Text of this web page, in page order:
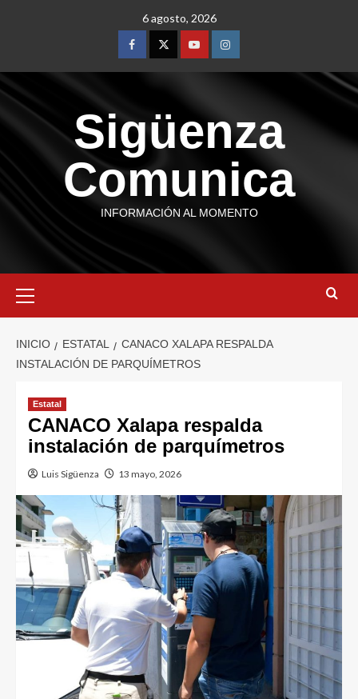
6 agosto, 2026
Sigüenza
Comunica
INFORMACIÓN AL MOMENTO
INICIO ESTATAL
CANACO XALAPA RESPALDA
INSTALACIÓN DE PARQUÍMETROS
Estatal
CANACO Xalapa respalda
instalación de parquímetros
Luis Sigüenza 13 mayo, 2026